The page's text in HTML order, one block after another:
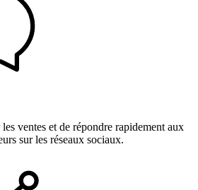
ventes et de répondre rapidement aux
sur les réseaux sociaux.